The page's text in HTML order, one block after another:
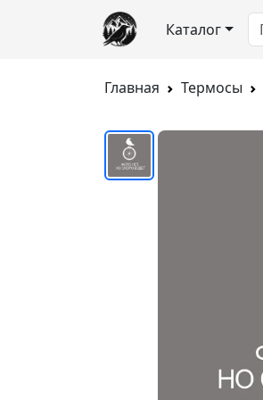
Каталог
Главная Термосы